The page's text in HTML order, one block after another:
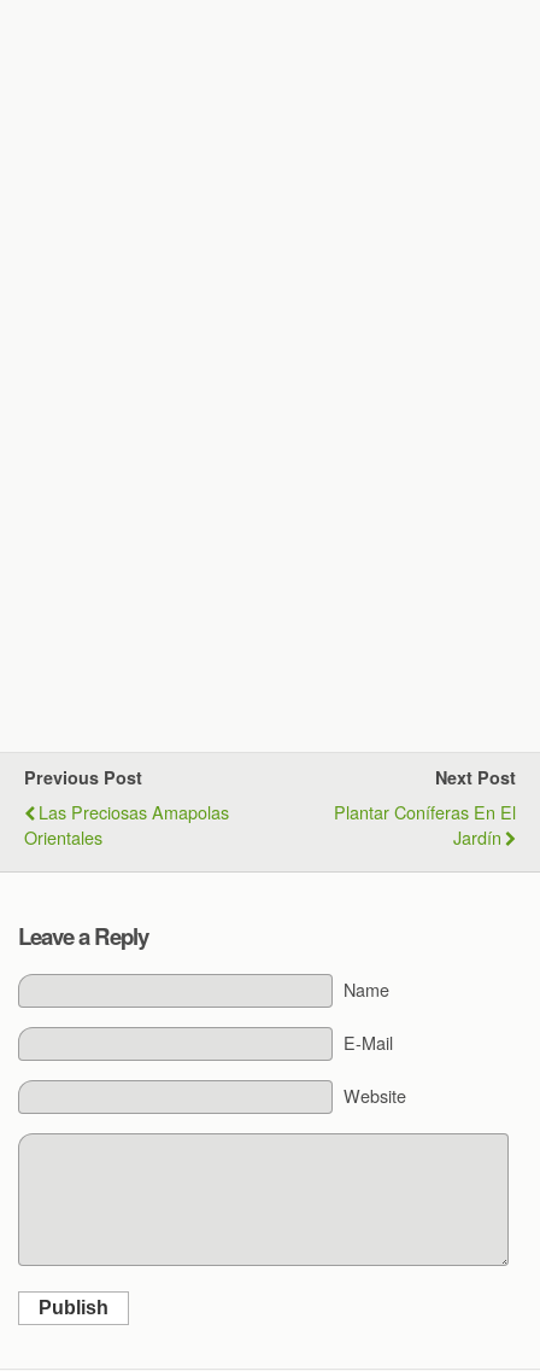
Previous Post
Las Preciosas Amapolas
Orientales
Next Post
Plantar Coníferas En El
Jardín
Leave a Reply
Name
E-Mail
Website
Publish